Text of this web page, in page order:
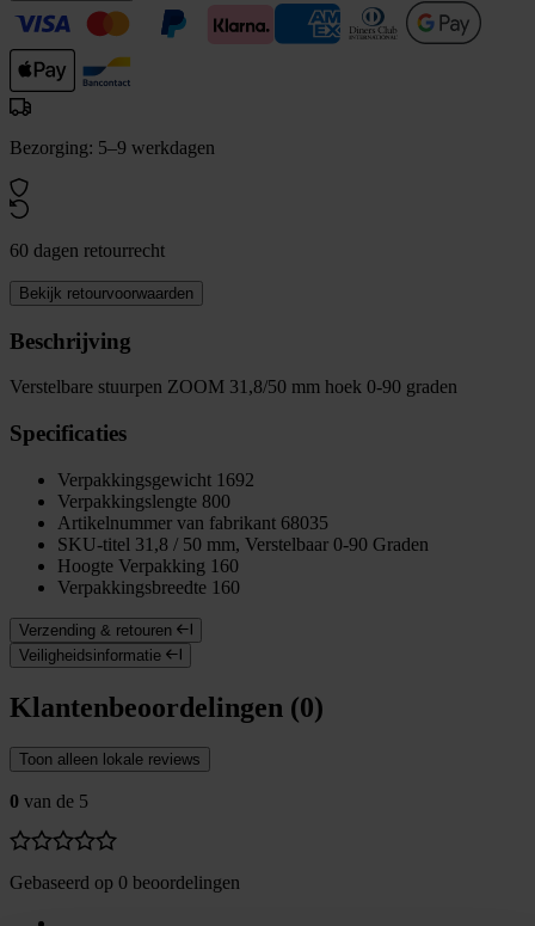
Bezorging: 5–9 werkdagen
60 dagen retourrecht
Bekijk retourvoorwaarden
Beschrijving
Verstelbare stuurpen ZOOM 31,8/50 mm hoek 0-90 graden
Specificaties
Verpakkingsgewicht 1692
Verpakkingslengte 800
Artikelnummer van fabrikant 68035
SKU-titel 31,8 / 50 mm, Verstelbaar 0-90 Graden
Hoogte Verpakking 160
Verpakkingsbreedte 160
Verzending & retouren
Veiligheidsinformatie
Klantenbeoordelingen (0)
Toon alleen lokale reviews
0 van de 5
Gebaseerd op 0 beoordelingen